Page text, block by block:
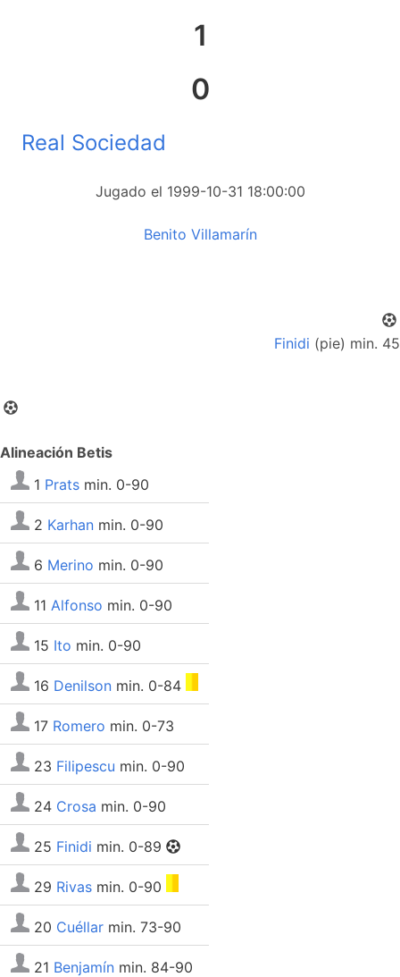
1
0
Real Sociedad
Jugado el 1999-10-31 18:00:00
Benito Villamarín
Finidi (pie) min. 45
Alineación Betis
1 Prats min. 0-90
2 Karhan min. 0-90
6 Merino min. 0-90
11 Alfonso min. 0-90
15 Ito min. 0-90
16 Denilson min. 0-84
17 Romero min. 0-73
23 Filipescu min. 0-90
24 Crosa min. 0-90
25 Finidi min. 0-89
29 Rivas min. 0-90
20 Cuéllar min. 73-90
21 Benjamín min. 84-90